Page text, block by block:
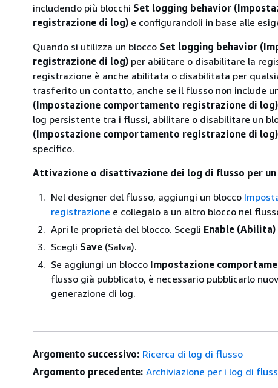
includendo più blocchi Set logging behavior
registrazione di log) e configurandoli in base alle
Quando si utilizza un blocco Set logging behavior
registrazione di log) per abilitare o disabilitare la
registrazione è anche abilitata o disabilitata per
trasferito un contatto, anche se il flusso non include
(Impostazione comportamento registrazione di log)
log persistente tra i flussi, abilitare o disabilitare un
(Impostazione comportamento registrazione di log)
specifico.
Attivazione o disattivazione dei log di flusso per un
Nel designer del flusso, aggiungi un blocco
registrazione e collegalo a un altro blocco nel
Apri le proprietà del blocco. Scegli Enable (Abilita)
Scegli Save (Salva).
Se aggiungi un blocco Impostazione
flusso già pubblicato, è necessario pubblicarlo
generazione di log.
Argomento successivo: Ricerca di log di flusso
Argomento precedente: Archiviazione per i log di